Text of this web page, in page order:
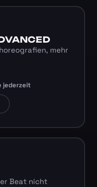
mehr
jederzeit
Beat nicht